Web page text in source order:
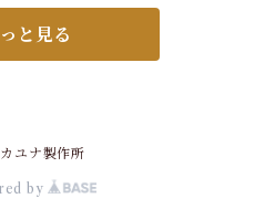
と見る
ユナ製作所
by